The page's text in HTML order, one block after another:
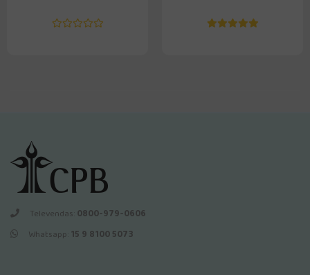
Televendas: 0800-979-0606
Whatsapp: 15 9 8100 5073